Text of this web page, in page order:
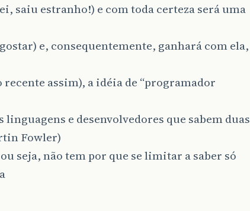
saiu estranho!) e com toda certeza será uma
e, consequentemente, ganhará com ela,
recente assim), a idéia de “programador
linguagens e desenvolvedores que sabem duas
Fowler)
seja, não tem por que se limitar a saber só